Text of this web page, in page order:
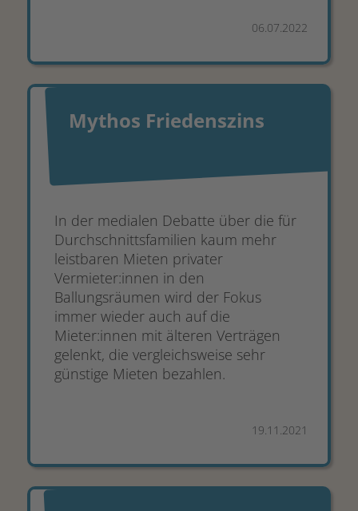
06.07.2022
Mythos Friedenszins
In der medialen Debatte über die für
Durchschnittsfamilien kaum mehr
leistbaren Mieten privater
Vermieter:innen in den
Ballungsräumen wird der Fokus
immer wieder auch auf die
Mieter:innen mit älteren Verträgen
gelenkt, die vergleichsweise sehr
günstige Mieten bezahlen.
19.11.2021